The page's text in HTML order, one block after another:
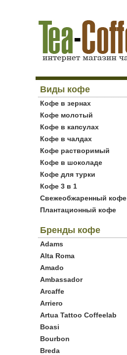
Виды кофе
Кофе в зернах
Кофе молотый
Кофе в капсулах
Кофе в чалдах
Кофе растворимый
Кофе в шоколаде
Кофе для турки
Кофе 3 в 1
Свежеобжаренный кофе
Плантационный кофе
Бренды кофе
Adams
Alta Roma
Amado
Ambassador
Arcaffe
Arriero
Artua Tattoo Coffeelab
Boasi
Bourbon
Breda